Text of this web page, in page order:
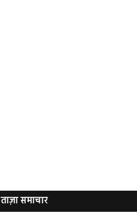
ताज़ा समाचार